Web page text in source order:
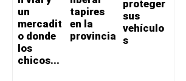
un
mercadit
o donde
los
chicos...
tapires
en la
provincia
proteger
sus
vehículo
s